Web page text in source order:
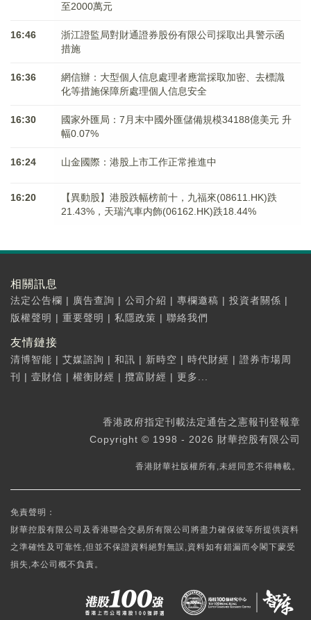
至2000萬元
16:46
浙江證監局對財通證券股份有限公司採取出具警示函
措施
16:36
網信辦：大型個人信息處理者應當採取加密、去標識
化等措施保障所處理個人信息安全
16:30
國家外匯局：7月末中國外匯儲備規模34188億美元 升
幅0.07%
16:24 山金國際：港股上市工作正常推進中
16:20
【異動股】港股跌幅榜前十，九福來(08611.HK)跌
21.43%，天瑞汽車内飾(06162.HK)跌18.44%
相關訊息
法定公告欄 | 廣告查詢 | 公司介紹 | 專欄邀稿 | 投資者關係 |
版權聲明 | 重要聲明 | 私隱政策 | 聯絡我們
友情鏈接
清博智能 | 艾媒諮詢 | 和訊 | 新時空 | 時代財經 | 證券市場周
刊
| 壹財信 | 權衡財經 | 攬富財經 | 更多...
香港政府指定刊載法定通告之憲報刊登報章
Copyright © 1998 - 2026 財華控股有限公司
香港財華社版權所有,未經同意不得轉載。
免責聲明：
財華控股有限公司及香港聯合交易所有限公司將盡力確保彼等所提供資料
之準確性及可靠性,但並不保證資料絕對無誤,資料如有錯漏而令閣下蒙受
損失,本公司概不負責。